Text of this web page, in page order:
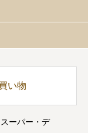
い物
ーパー・デ